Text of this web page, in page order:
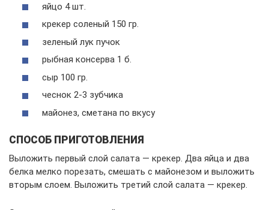
яйцо 4 шт.
крекер соленый 150 гр.
зеленый лук пучок
рыбная консерва 1 б.
сыр 100 гр.
чеснок 2-3 зубчика
майонез, сметана по вкусу
СПОСОБ ПРИГОТОВЛЕНИЯ
Выложить первый слой салата — крекер. Два яйца и два
белка мелко порезать, смешать с майонезом и выложить
вторым слоем. Выложить третий слой салата — крекер.